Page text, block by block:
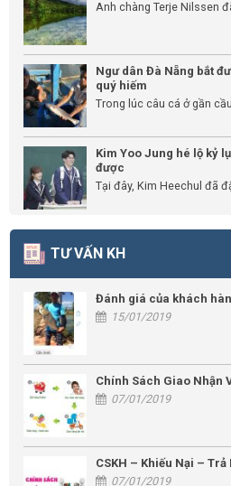
Anh chàng Terje Nilssen
Ngư dân Đà Nẵng bắt
quý hiếm
Trong lúc câu cá ở gần
Kim Yoo Jung hé lộ kỷ
được
Tại đây, Kim Heechul đã
TƯ VẤN KH
Đánh giá của khách
15/01/2019
Chính Sách Giao Nhận
07/01/2019
CSKH – Khiếu Nại – Trả
07/01/2019